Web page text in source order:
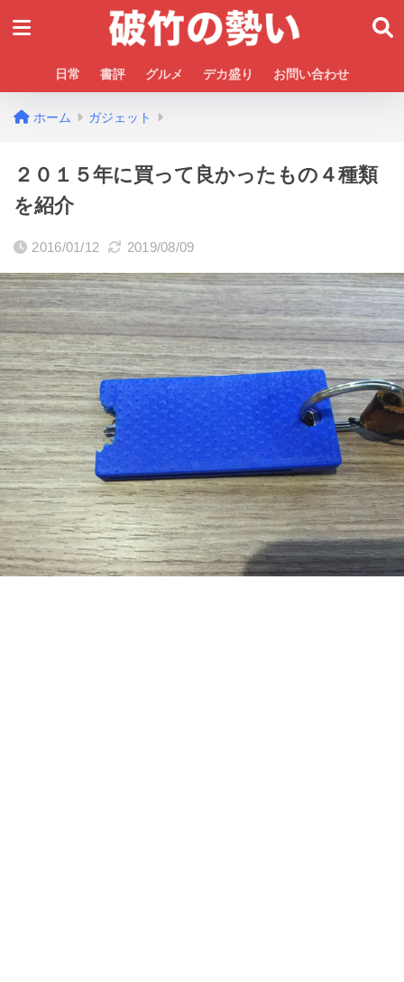
日常 書評 グルメ デカ盛り お問い合わせ
ホーム ガジェット
２０１５年に買って良かったもの４種類
を紹介
2016/01/12 2019/08/09